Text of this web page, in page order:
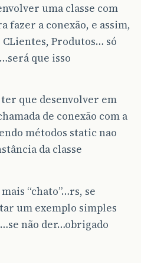
uma classe com
fazer a conexão, e assim,
CLientes, Produtos… só
que isso
que desenvolver em
de conexão com a
métodos static nao
da classe
“chato”…rs, se
um exemplo simples
não der…obrigado